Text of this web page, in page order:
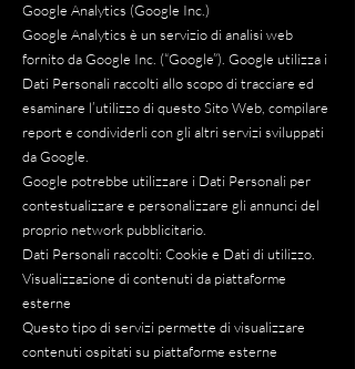
Google Analytics (Google Inc.)
Google Analytics è un servizio di analisi web
fornito da Google Inc. (“Google”). Google utilizza i
Dati Personali raccolti allo scopo di tracciare ed
esaminare l’utilizzo di questo Sito Web, compilare
report e condividerli con gli altri servizi sviluppati
da Google.
Google potrebbe utilizzare i Dati Personali per
contestualizzare e personalizzare gli annunci del
proprio network pubblicitario.
Dati Personali raccolti: Cookie e Dati di utilizzo.
Visualizzazione di contenuti da piattaforme
esterne
Questo tipo di servizi permette di visualizzare
contenuti ospitati su piattaforme esterne